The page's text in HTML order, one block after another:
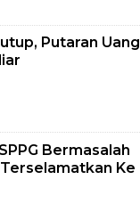
Putaran Uang
Bermasalah
Ke